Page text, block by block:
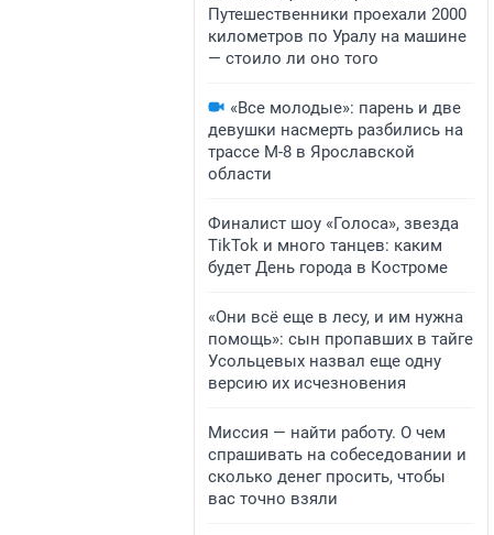
Путешественники проехали 2000
километров по Уралу на машине
— стоило ли оно того
«Все молодые»: парень и две
девушки насмерть разбились на
трассе М-8 в Ярославской
области
Финалист шоу «Голоса», звезда
TikTok и много танцев: каким
будет День города в Костроме
«Они всё еще в лесу, и им нужна
помощь»: сын пропавших в тайге
Усольцевых назвал еще одну
версию их исчезновения
Миссия — найти работу. О чем
спрашивать на собеседовании и
сколько денег просить, чтобы
вас точно взяли